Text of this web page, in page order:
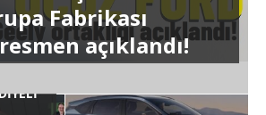
Fabrikası
açıklandı!